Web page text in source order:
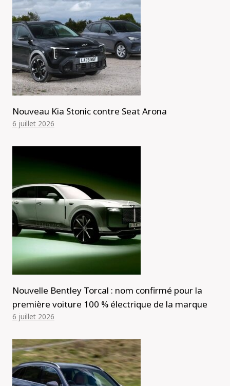
Nouveau Kia Stonic contre Seat Arona
6 juillet 2026
Nouvelle Bentley Torcal : nom confirmé pour la
première voiture 100 % électrique de la marque
6 juillet 2026